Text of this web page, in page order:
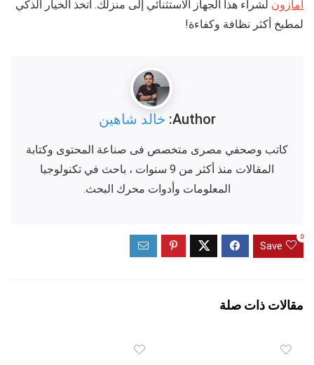
امازون لشراء هذا الجهاز الاستثنائي إلى منزلك. اتخذ الخيار الذكي
لمطبخ أكثر نظافة وكفاءة!
Author: خالد شاهين
كاتب وصحفي مصرى متخصص فى صناعة المحتوى وكتابة
المقالات منذ أكثر من 9 سنوات ، باحث في تكنولوجيا
المعلومات وأدوات محرك البحث.
Save
0
مقالات ذات صلة